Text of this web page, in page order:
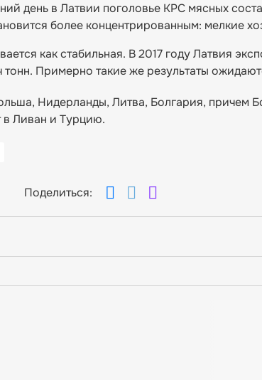
день в Латвии поголовье КРС мясных
более концентрированным: мелкие
как стабильная. В 2017 году Латвия
Примерно такие же результаты
Нидерланды, Литва, Болгария, причем
в Ливан и Турцию.
Поделиться: